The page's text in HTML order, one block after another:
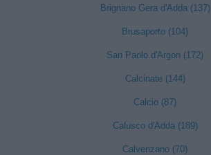
Brignano Gera d'Adda (137)
Brusaporto (104)
San Paolo d'Argon (172)
Calcinate (144)
Calcio (87)
Calusco d'Adda (189)
Calvenzano (70)